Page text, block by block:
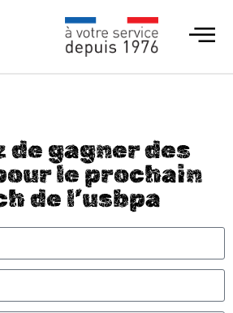
de gagner des
le prochain
de l’usbpa